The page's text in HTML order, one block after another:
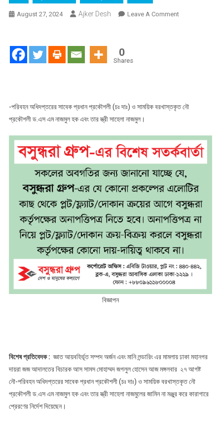
August 27, 2024 Ajker Desh Leave A CommentOn
প্রকৌশলী
স্ত্রীসহ
কারাগারে
0
Shares
-পরিবহন অধিদপ্তরের সাবেক প্রধান প্রকৌশলী (চঃ দাঃ) ও সাময়িক বরখাস্তকৃত নৌ
প্রকৌশলী ড.এস এম নাজমুল হক এবং তার স্ত্রী সাহেলা নাজমুল।
বিজ্ঞাপন
বিশেষ প্রতিবেদক :জ্ঞাত আয়বহির্ভূত সম্পদ অর্জন এবং মানি লন্ডারিং এর মামলায় ঢাকা মহানগর
দায়রা জজ আদালতের বিচারক আস সামস মোহাম্মদ জগলুল হোসেন আজ মঙ্গলবার ২৭ আগষ্ট
নৌ-পরিবহন অধিদপ্তরের সাবেক প্রধান প্রকৌশলী (চঃ দাঃ) ও সাময়িক বরখাস্তকৃত নৌ
প্রকৌশলী ড.এস এম নাজমুল হক এবং তার স্ত্রী সাহেলা নাজমুলের জামিন না মঞ্জুর করে কারাগারে
প্রেরণের নির্দেশ দিয়েছেন।